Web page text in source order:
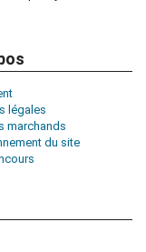
légales
marchands
du site